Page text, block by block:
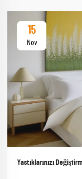
15
Nov
Yastıklarınızı